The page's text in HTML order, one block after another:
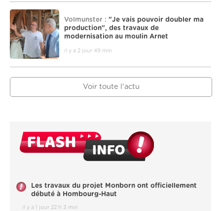
Volmunster : "Je vais pouvoir doubler ma
production", des travaux de
modernisation au moulin Arnet
il y a 2 jour 49 min
Voir toute l'actu
Les travaux du projet Monborn ont officiellement
débuté à Hombourg-Haut
il y a 1 jour 22 h 3 min